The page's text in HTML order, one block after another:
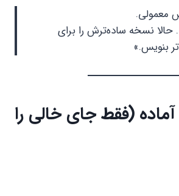
معمولی.
نسخه ساده‌ترش را برای
بنویس.»
(فقط جای خالی را